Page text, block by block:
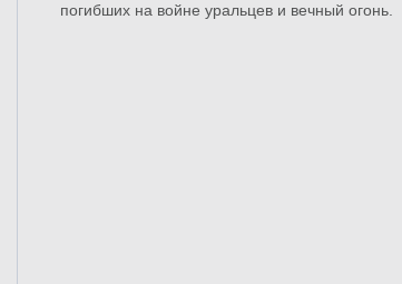
погибших на войне уральцев и вечный огонь.